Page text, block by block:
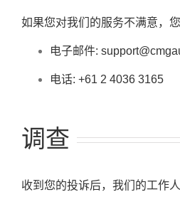
如果您对我们的服务不满意，
电子邮件:
电话: +61 2 4036 3165
调查
收到您的投诉后，我们的工作